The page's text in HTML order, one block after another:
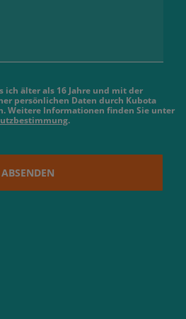
ich älter als 16 Jahre und mit der
persönlichen Daten durch Kubota
Weitere Informationen finden Sie unter
.
ABSENDEN